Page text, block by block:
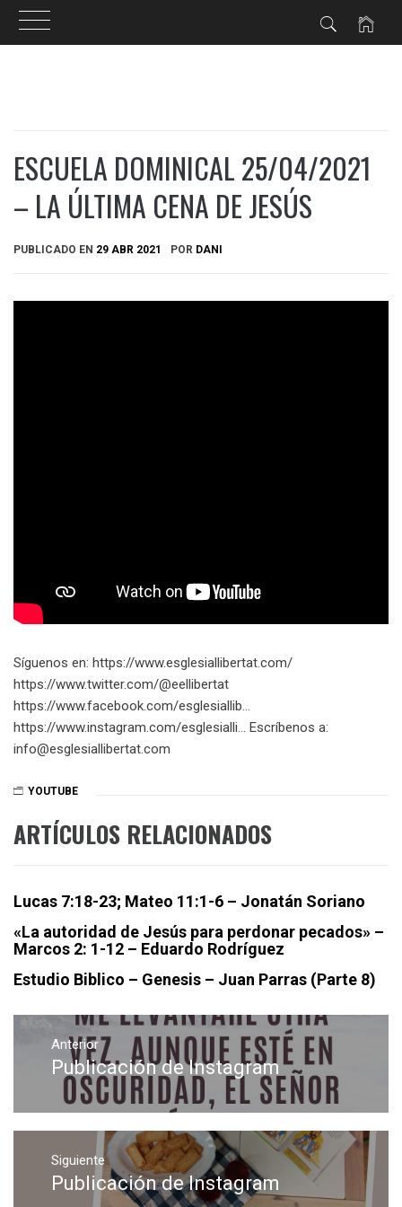
ESCUELA DOMINICAL 25/04/2021
– LA ÚLTIMA CENA DE JESÚS
PUBLICADO EN 29 ABR 2021 POR DANI
Síguenos en: https://www.esglesiallibertat.com/​​​
https://www.twitter.com/@eellibertat​​​
https://www.facebook.com/esglesiallib…​
https://www.instagram.com/esglesialli…​ Escríbenos a:
info@esglesiallibertat.com
YOUTUBE
ARTÍCULOS RELACIONADOS
Lucas 7:18-23; Mateo 11:1-6 – Jonatán Soriano
«La autoridad de Jesús para perdonar pecados» –
Marcos 2: 1-12 – Eduardo Rodríguez
Estudio Biblico – Genesis – Juan Parras (Parte 8)
Navegación
entradas
Anterior
Entrada
anterior:
Publicación de Instagram
Siguiente
Entrada
siguiente:
Publicación de Instagram